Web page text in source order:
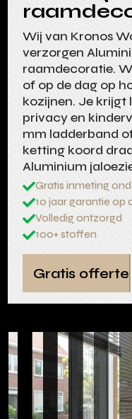
Wij van Kronos
verzorgen
raamdecoratie.
of op de dag op
kozijnen. Je krijgt
privacy en
mm ladderband
ketting koord
Aluminium
Gratis inmeting
10 jaar garantie op
Volledig ontzorgd
100+ stoffen
Gratis offerte